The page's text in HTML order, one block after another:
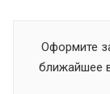
Оформите
ближайшее